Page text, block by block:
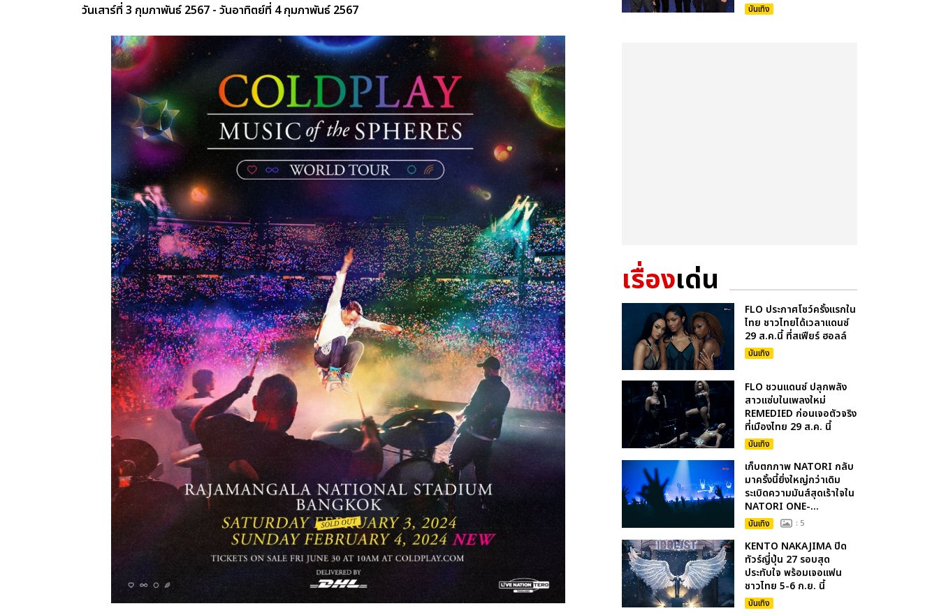
วันเสาร์ที่ 3 กุมภาพันธ์ 2567 - วันอาทิตย์ที่ 4 กุมภาพันธ์ 2567
บันเทิง
เรื่องเด่น
FLO ประกาศโชว์ครั้งแรกใน
ไทย ชาวไทยได้เวลาแดนซ์
29 ส.ค.นี้ ที่สเฟียร์ ฮอลล์
บันเทิง
FLO ชวนแดนซ์ ปลุกพลัง
สาวแซ่บในเพลงใหม่
REMEDIED ก่อนเจอตัวจริง
ที่เมืองไทย 29 ส.ค. นี้
บันเทิง
เก็บตกภาพ NATORI กลับ
มาครั้งนี้ยิ่งใหญ่กว่าเดิม
ระเบิดความมันส์สุดเร้าใจใน
NATORI ONE-...
บันเทิง : 5
KENTO NAKAJIMA ปิด
ทัวร์ญี่ปุ่น 27 รอบสุด
ประทับใจ พร้อมเจอแฟน
ชาวไทย 5-6 ก.ย. นี้
บันเทิง